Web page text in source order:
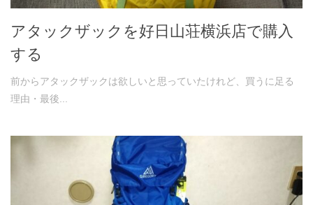
アタックザックを好日山荘横浜店で購入
する
前からアタックザックは欲しいと思っていたけれど、買うに足る
理由・最後...